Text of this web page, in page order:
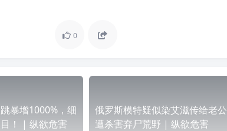
0
暴增1000%，细
！ | 纵欲危害
俄罗斯模特疑似染艾滋传给老公
遭杀害弃尸荒野 | 纵欲危害